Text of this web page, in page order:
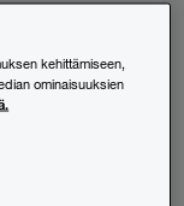
kehittämiseen,
ominaisuuksien